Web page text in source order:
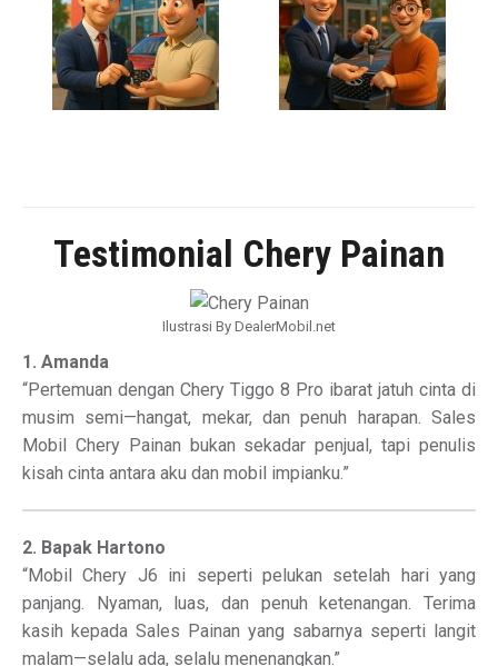
Testimonial Chery Painan
Ilustrasi By DealerMobil.net
1. Amanda
“Pertemuan dengan Chery Tiggo 8 Pro ibarat jatuh cinta di
musim semi—hangat, mekar, dan penuh harapan. Sales
Mobil Chery Painan bukan sekadar penjual, tapi penulis
kisah cinta antara aku dan mobil impianku.”
2. Bapak Hartono
“Mobil Chery J6 ini seperti pelukan setelah hari yang
panjang. Nyaman, luas, dan penuh ketenangan. Terima
kasih kepada Sales Painan yang sabarnya seperti langit
malam—selalu ada, selalu menenangkan.”